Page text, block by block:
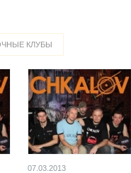
КЛУБЫ
07.03.2013